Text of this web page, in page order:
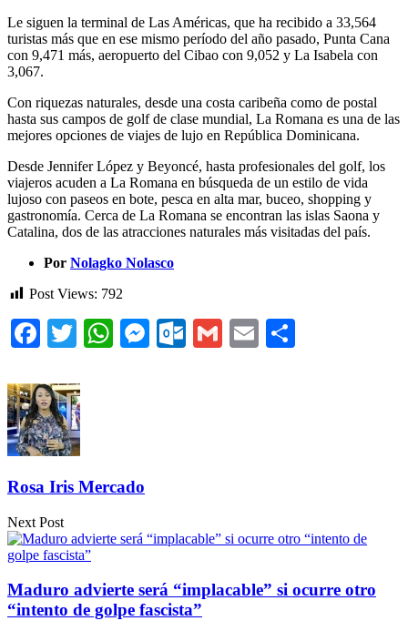
Le siguen la terminal de Las Américas, que ha recibido a 33,564
turistas más que en ese mismo período del año pasado, Punta Cana
con 9,471 más, aeropuerto del Cibao con 9,052 y La Isabela con
3,067.
Con riquezas naturales, desde una costa caribeña como de postal
hasta sus campos de golf de clase mundial, La Romana es una de las
mejores opciones de viajes de lujo en República Dominicana.
Desde Jennifer López y Beyoncé, hasta profesionales del golf, los
viajeros acuden a La Romana en búsqueda de un estilo de vida
lujoso con paseos en bote, pesca en alta mar, buceo, shopping y
gastronomía. Cerca de La Romana se encontran las islas Saona y
Catalina, dos de las atracciones naturales más visitadas del país.
Por Nolagko Nolasco
Post Views: 792
Facebook
TwitterWhatsApp
Messenger
Outlook.com
GmailEmail
Rosa Iris Mercado
Next Post
Maduro advierte será “implacable” si ocurre otro
“intento de golpe fascista”